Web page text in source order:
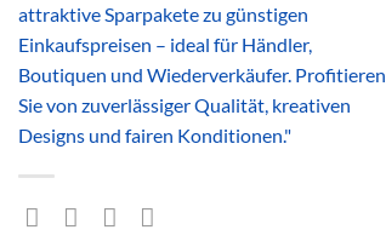
attraktive Sparpakete zu günstigen
Einkaufspreisen – ideal für Händler,
Boutiquen und Wiederverkäufer. Profitieren
Sie von zuverlässiger Qualität, kreativen
Designs und fairen Konditionen."